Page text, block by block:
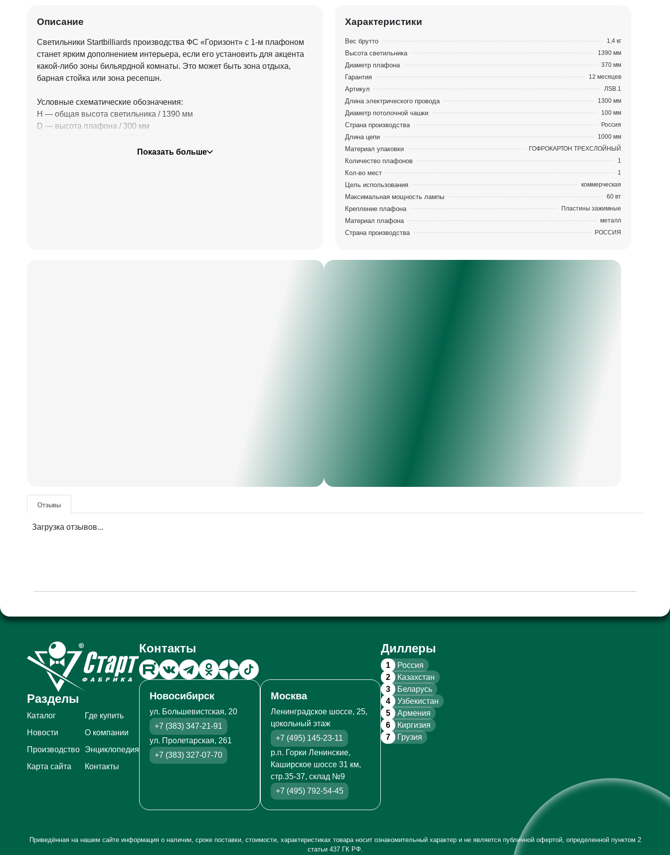
Описание
Светильники Startbilliards производства ФС «Горизонт» с 1-м плафоном
станет ярким дополнением интерьера, если его установить для акцента
какой-либо зоны бильярдной комнаты. Это может быть зона отдыха,
барная стойка или зона ресепшн.
Условные схематические обозначения:
Н — общая высота светильника / 1390 мм
D — высота плафона / 300 мм
Показать больше
Характеристики
Вес брутто 1,4 кг
Высота светильника 1390 мм
Диаметр плафона 370 мм
Гарантия 12 месяцев
Артикул ЛSB.1
Длина электрического провода 1300 мм
Диаметр потолочной чашки 100 мм
Страна производства Россия
Длина цепи 1000 мм
Материал упаковки ГОФРОКАРТОН ТРЕХСЛОЙНЫЙ
Количество плафонов 1
Кол-во мест 1
Цель использования коммерческая
Максимальная мощность лампы 60 вт
Крепление плафона Пластины зажимные
Материал плафона металл
Страна производства РОССИЯ
Отзывы
Загрузка отзывов...
Разделы
Каталог
Где купить
Новости
О компании
Производство
Энциклопедия
Карта сайта
Контакты
Контакты
Новосибирск
ул. Большевистская, 20
+7 (383) 347-21-91
ул. Пролетарская, 261
+7 (383) 327-07-70
Москва
Ленинградское шоссе, 25,
цокольный этаж
+7 (495) 145-23-11
р.п. Горки Ленинские,
Каширское шоссе 31 км,
стр.35-37, склад №9
+7 (495) 792-54-45
Диллеры
1
Россия
2
Казахстан
3
Беларусь
4
Узбекистан
5
Армения
6
Киргизия
7
Грузия
Приведённая на нашем сайте информация о наличии, сроке поставки, стоимости, характеристиках товара носит ознакомительный характер и не является публичной офертой, определенной пунктом 2
статьи 437 ГК РФ.